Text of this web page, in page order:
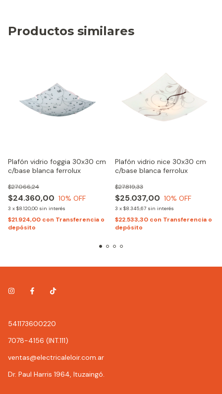
Productos similares
Plafón vidrio foggia 30x30 cm
c/base blanca ferrolux
$24.360,00
$27.066,24
10% OFF
3 x $8.120,00 sin interés
$21.924,00 con Transferencia o
depósito
Plafón vidrio nice 30x30 cm
c/base blanca ferrolux
$25.037,00
$27.819,33
10% OFF
3 x $8.345,67 sin interés
$22.533,30 con Transferencia o
depósito
541173600220
7078-4156 (INT.111)
ventas@electricaleloir.com.ar
Dr. Paul Harris 1964, Ituzaingó.